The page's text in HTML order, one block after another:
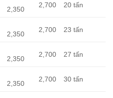
2,350
2,700 20 tấn
2,350
2,700 23 tấn
2,350
2,700 27 tấn
2,350
2,700 30 tấn